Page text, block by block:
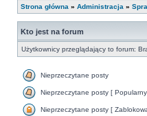
Strona główna » Administracja »
Kto jest na forum
Użytkownicy przeglądający to forum:
Nieprzeczytane posty
Nieprzeczytane posty [
Nieprzeczytane posty [